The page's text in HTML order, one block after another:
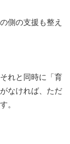
側の支援も整え
れと同時に「育
なければ、ただ
。